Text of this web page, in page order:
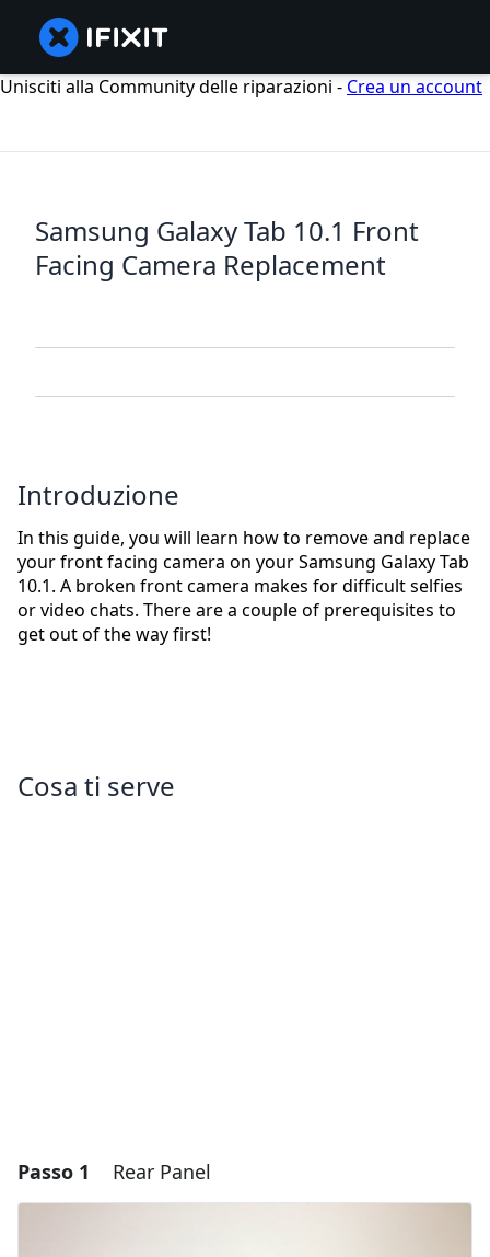
Unisciti alla Community delle riparazioni - Crea un account
Samsung Galaxy Tab 10.1 Front
Facing Camera Replacement
Introduzione
In this guide, you will learn how to remove and replace
your front facing camera on your Samsung Galaxy Tab
10.1. A broken front camera makes for difficult selfies
or video chats. There are a couple of prerequisites to
get out of the way first!
Cosa ti serve
Passo 1 Rear Panel